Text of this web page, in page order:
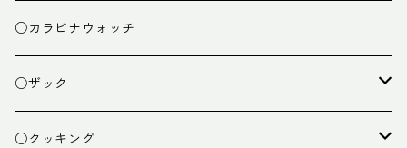
○カラビナウォッチ
○ザック
ザック
○クッキング